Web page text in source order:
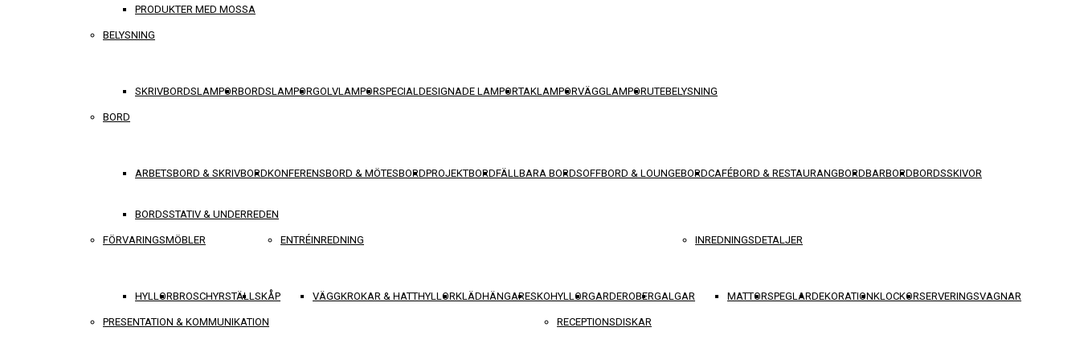
PRODUKTER MED MOSSA
BELYSNING
SKRIVBORDSLAMPORBORDSLAMPORGOLVLAMPORSPECIALDESIGNADE LAMPORTAKLAMPORVÄGGLAMPORUTEBELYSNING
BORD
ARBETSBORD & SKRIVBORDKONFERENSBORD & MÖTESBORDPROJEKTBORDFÄLLBARA BORDSOFFBORD & LOUNGEBORDCAFÉBORD & RESTAURANGBORDBARBORDBORDSSKIVOR
BORDSSTATIV & UNDERREDEN
FÖRVARINGSMÖBLER
HYLLORBROSCHYRSTÄLLSKÅP
ENTRÉINREDNING
VÄGGKROKAR & HATTHYLLORKLÄDHÄNGARESKOHYLLORGARDEROBERGALGAR
INREDNINGSDETALJER
MATTORSPEGLARDEKORATIONKLOCKORSERVERINGSVAGNAR
PRESENTATION & KOMMUNIKATION RECEPTIONSDISKAR